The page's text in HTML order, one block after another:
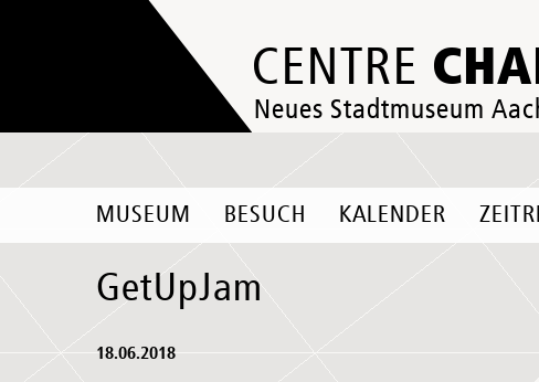
CENTRE
Neues Stadtmuseum
MUSEUM BESUCH KALENDER
GetUpJam
18.06.2018